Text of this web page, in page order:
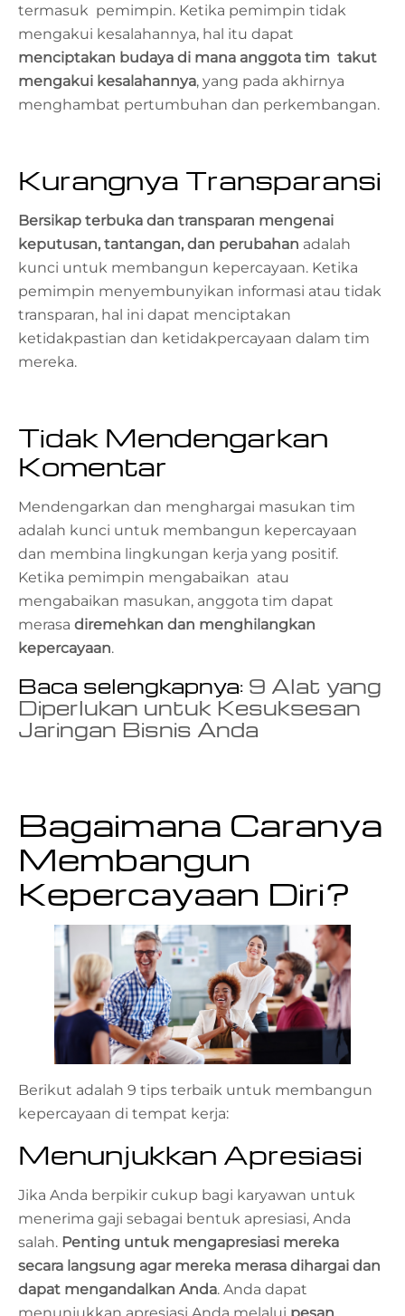
termasuk pemimpin. Ketika pemimpin tidak
mengakui kesalahannya, hal itu dapat
menciptakan budaya di mana anggota tim takut
mengakui kesalahannya, yang pada akhirnya
menghambat pertumbuhan dan perkembangan.
Kurangnya Transparansi
Bersikap terbuka dan transparan mengenai
keputusan, tantangan, dan perubahan adalah
kunci untuk membangun kepercayaan. Ketika
pemimpin menyembunyikan informasi atau tidak
transparan, hal ini dapat menciptakan
ketidakpastian dan ketidakpercayaan dalam tim
mereka.
Tidak Mendengarkan
Komentar
Mendengarkan dan menghargai masukan tim
adalah kunci untuk membangun kepercayaan
dan membina lingkungan kerja yang positif.
Ketika pemimpin mengabaikan atau
mengabaikan masukan, anggota tim dapat
merasa diremehkan dan menghilangkan
kepercayaan.
Baca selengkapnya: 9 Alat yang
Diperlukan untuk Kesuksesan
Jaringan Bisnis Anda
Bagaimana Caranya
Membangun
Kepercayaan Diri?
Berikut adalah 9 tips terbaik untuk membangun
kepercayaan di tempat kerja:
Menunjukkan Apresiasi
Jika Anda berpikir cukup bagi karyawan untuk
menerima gaji sebagai bentuk apresiasi, Anda
salah. Penting untuk mengapresiasi mereka
secara langsung agar mereka merasa dihargai dan
dapat mengandalkan Anda. Anda dapat
menunjukkan apresiasi Anda melalui pesan